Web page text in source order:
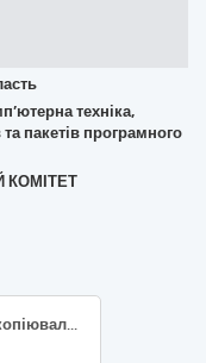
техніка,
пакетів програмного
КОМІТЕТ
ДК 021:2015 код 30120000-6 Фотокопіювальне та поліграфічне обладнання для офсетного друку (Картриджі та комплектуючі для філії "Дністровська ГЕС" ПрАТ "Укргідроенерго")